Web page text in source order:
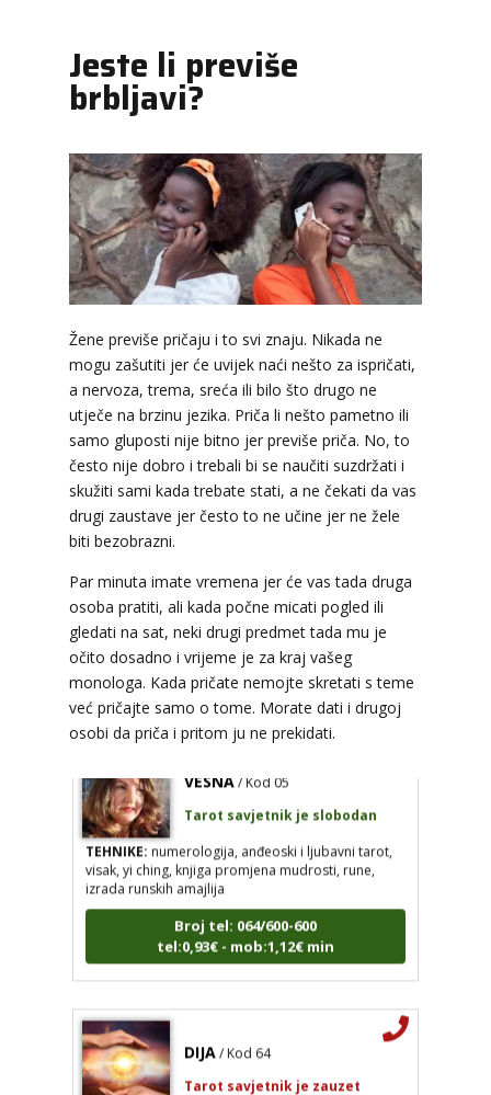
Jeste li previše
brbljavi?
Žene previše pričaju i to svi znaju. Nikada ne
mogu zašutiti jer će uvijek naći nešto za ispričati,
a nervoza, trema, sreća ili bilo što drugo ne
utječe na brzinu jezika. Priča li nešto pametno ili
samo gluposti nije bitno jer previše priča. No, to
često nije dobro i trebali bi se naučiti suzdržati i
skužiti sami kada trebate stati, a ne čekati da vas
drugi zaustave jer često to ne učine jer ne žele
biti bezobrazni.
Par minuta imate vremena jer će vas tada druga
osoba pratiti, ali kada počne micati pogled ili
gledati na sat, neki drugi predmet tada mu je
očito dosadno i vrijeme je za kraj vašeg
monologa. Kada pričate nemojte skretati s teme
već pričajte samo o tome. Morate dati i drugoj
osobi da priča i pritom ju ne prekidati.
HELENA / Kod 333
Tarot savjetnik je zauzet
TEHNIKE:tarot, meditacija, slanje pozitivne
energije, poruke anđela, priča o vašim brojevima
Broj tel: 064/600-600
tel:0,93€ - mob:1,12€ min
TINA/ Kod 16
TEHNIKE: psihološki razgovori, sudbinske karte,
tarot, tumačenje snova
Broj tel: 064/600-600
tel:0,93€ - mob:1,12€ min
TEHNIKE:numerologija, anđeoski i ljubavni tarot,
visak, yi ching, knjiga promjena mudrosti, rune,
izrada runskih amajlija
Broj tel: 064/600-600
tel:0,93€ - mob:1,12€ min